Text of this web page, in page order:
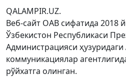
QALAMPIR.UZ.
Веб-сайт ОАВ сифатида 2018
Ўзбекистон Республикаси
Администрацияси
коммуникациялар
рўйхатга олинган.